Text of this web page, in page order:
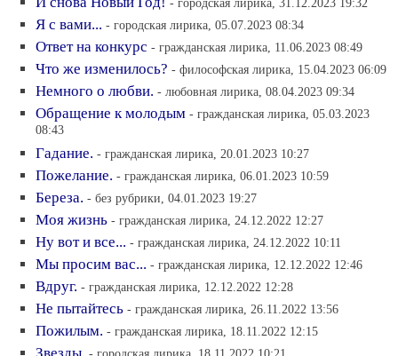
Я с вами... - городская лирика, 05.07.2023 08:34
Ответ на конкурс - гражданская лирика, 11.06.2023 08:49
Что же изменилось? - философская лирика, 15.04.2023 06:09
Немного о любви. - любовная лирика, 08.04.2023 09:34
Обращение к молодым - гражданская лирика, 05.03.2023
08:43
Гадание. - гражданская лирика, 20.01.2023 10:27
Пожелание. - гражданская лирика, 06.01.2023 10:59
Береза. - без рубрики, 04.01.2023 19:27
Моя жизнь - гражданская лирика, 24.12.2022 12:27
Ну вот и все... - гражданская лирика, 24.12.2022 10:11
Мы просим вас... - гражданская лирика, 12.12.2022 12:46
Вдруг. - гражданская лирика, 12.12.2022 12:28
Не пытайтесь - гражданская лирика, 26.11.2022 13:56
Пожилым. - гражданская лирика, 18.11.2022 12:15